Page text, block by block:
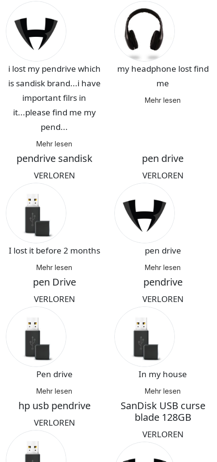
i lost my pendrive which
is sandisk brand...i have
important filrs in
it...please find me my
pend...
Mehr lesen
my headphone lost find
me
Mehr lesen
pendrive sandisk
VERLOREN
I lost it before 2 months
Mehr lesen
pen drive
VERLOREN
pen drive
Mehr lesen
pen Drive
VERLOREN
Pen drive
Mehr lesen
pendrive
VERLOREN
In my house
Mehr lesen
hp usb pendrive
VERLOREN
SanDisk USB curse
blade 128GB
VERLOREN